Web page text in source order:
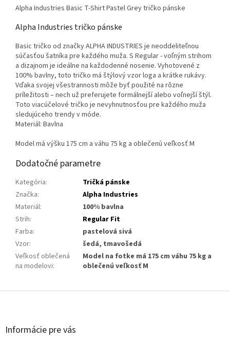
Alpha Industries Basic T-Shirt Pastel Grey tričko pánske
Alpha Industries tričko pánske
Basic tričko od značky ALPHA INDUSTRIES je neoddeliteľnou
súčasťou šatníka pre každého muža. S Regular - voľným strihom
a dizajnom je ideálne na každodenné nosenie. Vyhotovené z
100% bavlny, toto tričko má štýlový vzor loga a krátke rukávy.
Vďaka svojej všestrannosti môže byť použité na rôzne
príležitosti – nech už preferujete formálnejší alebo voľnejší štýl.
Toto viacúčelové tričko je nevyhnutnosťou pre každého muža
sledujúceho trendy v móde.
Materiál: Bavlna
Model má výšku 175 cm a váhu 75 kg a oblečenú veľkosť M
Dodatočné parametre
Kategória:
Tričká pánske
Značka:
Alpha Industries
Materiál:
100% bavlna
Strih:
Regular Fit
Farba:
pastelová sivá
Vzor:
šedá, tmavošedá
Veľkosť oblečená
na modelovi:
Model na fotke má 175 cm váhu 75 kg a
oblečenú veľkosť M
Z
Informácie pre vás